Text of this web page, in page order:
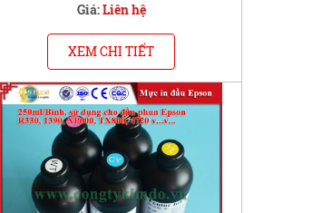
Giá:Liên hệ
XEM CHI TIẾT